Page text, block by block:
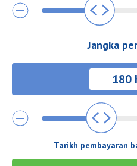
Jangka
Tarikh pembayaran